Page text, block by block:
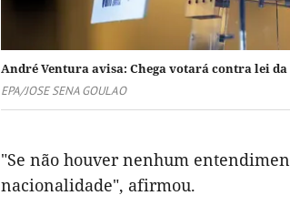
André Ventura avisa: Chega votará contra lei
EPA/JOSE SENA GOULAO
"Se não houver nenhum
nacionalidade", afirmou.